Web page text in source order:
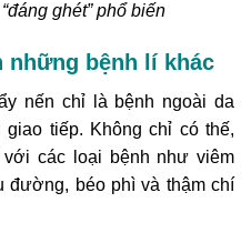
ghét” phổ biến
những bệnh lí khác
nến chỉ là bệnh ngoài da
tiếp. Không chỉ có thế,
các loại bệnh như viêm
đường, béo phì và thậm chí